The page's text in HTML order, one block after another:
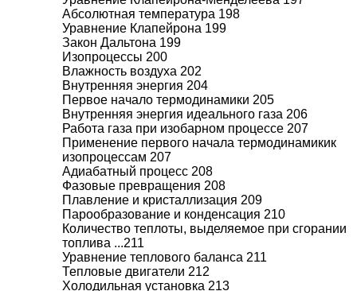
Абсолютная температура 198
Уравнение Клапейрона 199
Закон Дальтона 199
Изопроцессы 200
Влажность воздуха 202
Внутренняя энергия 204
Первое начало термодинамики 205
Внутренняя энергия идеального газа 206
Работа газа при изобарном процессе 207
Применение первого начала термодинамикик
изопроцессам 207
Адиабатный процесс 208
Фазовые превращения 208
Плавление и кристаллизация 209
Парообразование и конденсация 210
Количество теплоты, выделяемое при сгорании
топлива ...211
Уравнение теплового баланса 211
Тепловые двигатели 212
Холодильная установка 213